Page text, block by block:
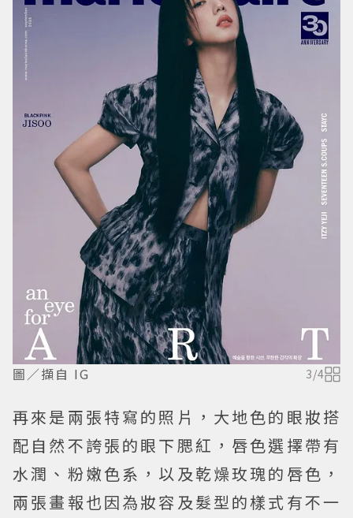
圖／擷自 IG 3/4
再來是兩張特寫的照片，大地色的眼妝搭
配自然不誇張的眼下腮紅，唇色選擇帶有
水潤、粉嫩色系，以及乾燥玫瑰的唇色，
兩張畫報也因為妝容及髮型的樣式有不一